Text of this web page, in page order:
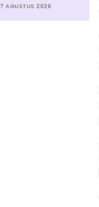
7 AGUSTUS 2026